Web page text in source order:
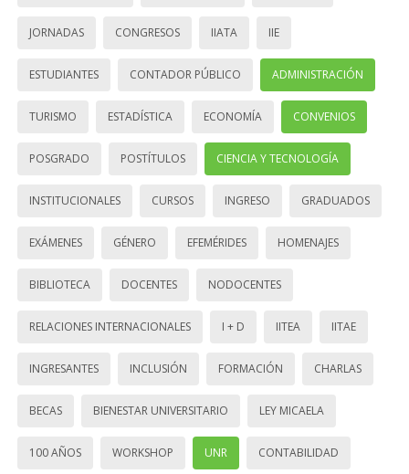
JORNADAS CONGRESOS IIATA IIE
ESTUDIANTES CONTADOR PÚBLICO ADMINISTRACIÓN
TURISMO ESTADÍSTICA ECONOMÍA CONVENIOS
POSGRADO POSTÍTULOS CIENCIA Y TECNOLOGÍA
INSTITUCIONALES CURSOS INGRESO GRADUADOS
EXÁMENES GÉNERO EFEMÉRIDES HOMENAJES
BIBLIOTECA DOCENTES NODOCENTES
RELACIONES INTERNACIONALES I + D IITEA IITAE
INGRESANTES INCLUSIÓN FORMACIÓN CHARLAS
BECAS BIENESTAR UNIVERSITARIO LEY MICAELA
100 AÑOS WORKSHOP UNR CONTABILIDAD